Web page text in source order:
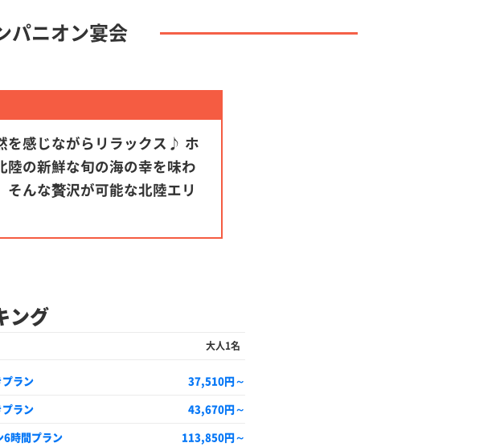
パニオン宴会
を感じながらリラックス♪ ホ
の新鮮な旬の海の幸を味わ
んな贅沢が可能な北陸エリ
ング
大人1名
プラン 37,510円～
プラン 43,670円～
6時間プラン 113,850円～